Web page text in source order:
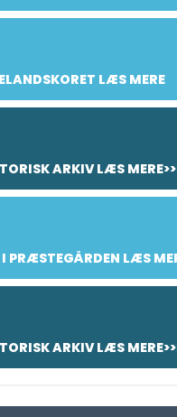
LÆS MERE
ARKIV LÆS
PRÆSTEGÅRDEN LÆS
ARKIV LÆS